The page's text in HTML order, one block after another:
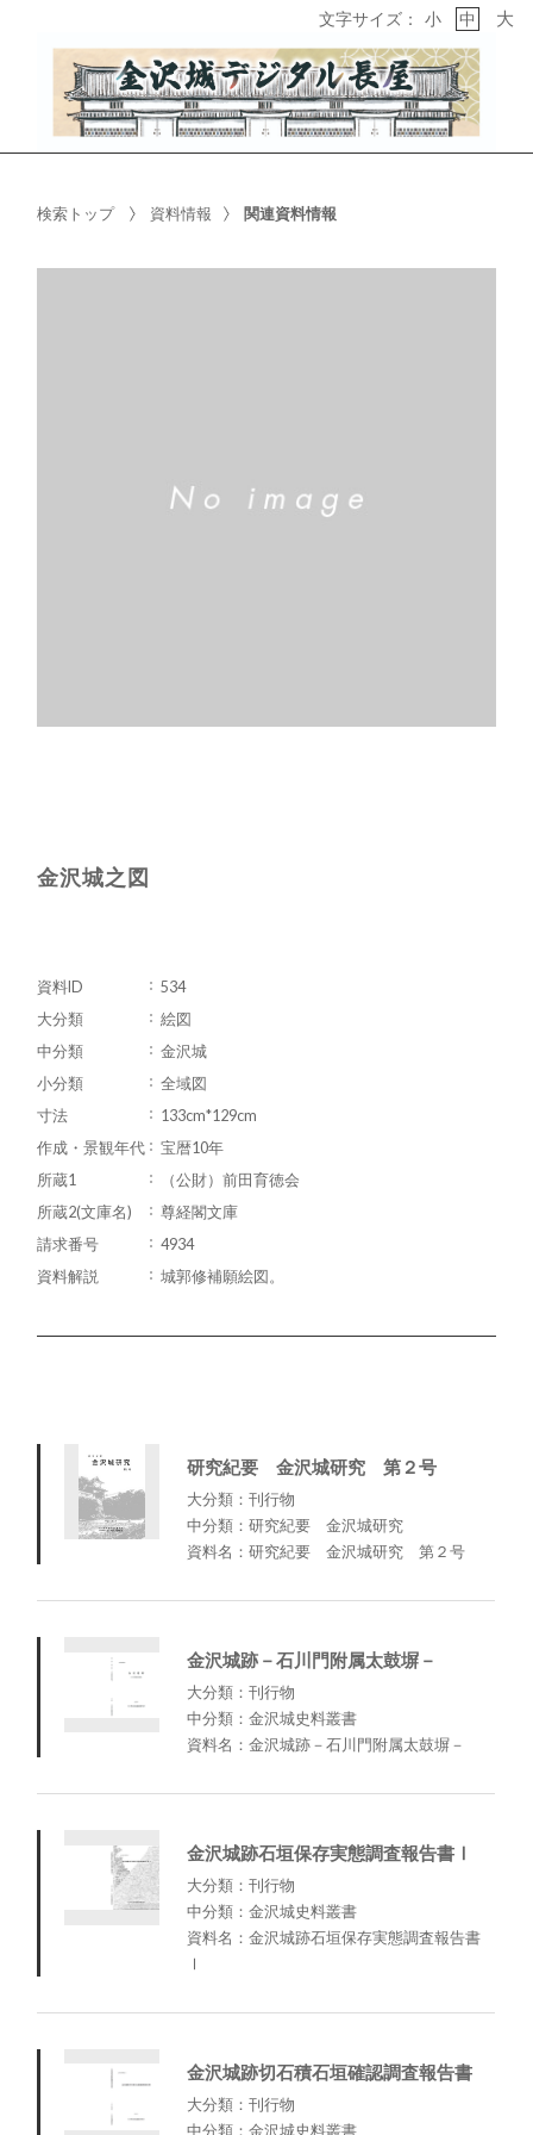
文字サイズ： 小 中 大
検索トップ 資料情報 関連資料情報
金沢城之図
資料ID
534
大分類
絵図
中分類
金沢城
小分類
全域図
寸法
133cm*129cm
作成・景観年代
宝暦10年
所蔵1
（公財）前田育徳会
所蔵2(文庫名)
尊経閣文庫
請求番号
4934
資料解説
城郭修補願絵図。
研究紀要 金沢城研究 第２号
大分類：刊行物
中分類：研究紀要 金沢城研究
資料名：研究紀要 金沢城研究 第２号
金沢城跡－石川門附属太鼓塀－
大分類：刊行物
中分類：金沢城史料叢書
資料名：金沢城跡－石川門附属太鼓塀－
金沢城跡石垣保存実態調査報告書Ⅰ
大分類：刊行物
中分類：金沢城史料叢書
資料名：金沢城跡石垣保存実態調査報告書
Ⅰ
金沢城跡切石積石垣確認調査報告書
大分類：刊行物
中分類：金沢城史料叢書